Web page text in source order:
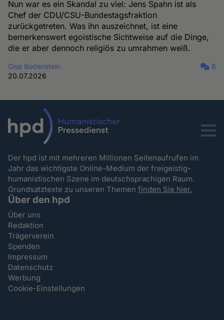
Nun war es ein Skandal zu viel: Jens Spahn ist als
Chef der CDU/CSU-Bundestagsfraktion
zurückgetreten. Was ihn auszeichnet, ist eine
bemerkenswert egoistische Sichtweise auf die Dinge,
die er aber dennoch religiös zu umrahmen weiß.
Gisa Bodenstein
20.07.2026
8
Menu
Der hpd ist mit mehreren Millionen Seitenaufrufen im
Jahr das wichtigste Online-Medium der freigeistig-
humanistischen Szene im deutschsprachigen Raum.
Grundsatztexte zu unseren Themenfinden Sie hier.
Über den hpd
Über uns
Redaktion
Trägerverein
Spenden
Impressum
Datenschutz
Werbung
Cookie-Einstellungen